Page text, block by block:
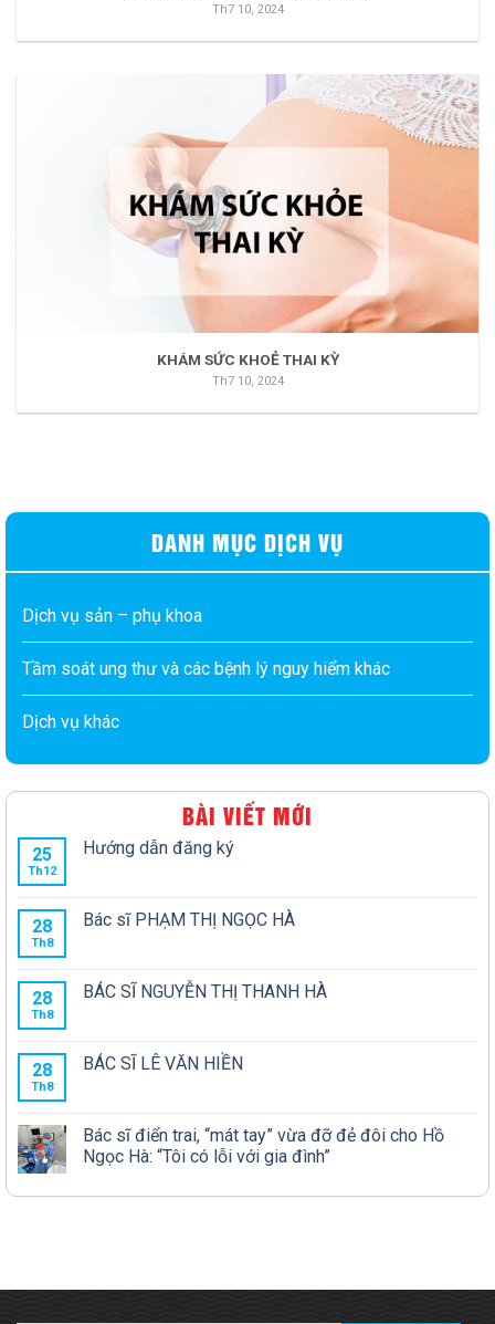
DANH MỤC DỊCH VỤ
Dịch vụ sản – phụ khoa
Tầm soát ung thư và các bệnh lý nguy hiểm khác
Dịch vụ khác
BÀI VIẾT MỚI
25
Th12
Hướng dẫn đăng ký
28
Th8
Bác sĩ PHẠM THỊ NGỌC HÀ
28
Th8
BÁC SĨ NGUYỄN THỊ THANH HÀ
28
Th8
BÁC SĨ LÊ VĂN HIỀN
Bác sĩ điển trai, “mát tay” vừa đỡ đẻ đôi cho Hồ
Ngọc Hà: “Tôi có lỗi với gia đình”
Th7 10, 2024
KHÁM SỨC KHOẺ THAI KỲ
Th7 10, 2024